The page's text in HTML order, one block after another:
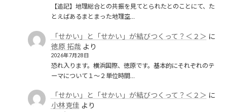
【追記】地理総合との共振を見てとられたとのことにて、た
とえばあるまとまった地理空…
「せかい」と「せかい」が結びつくって？＜２＞ に
徳原 拓哉 より
2026年7月28日
恐れ入ります。横浜国際、徳原です。基本的にそれぞれのテ
ーマについて１〜２単位時間…
「せかい」と「せかい」が結びつくって？＜２＞ に
小林克佳 より